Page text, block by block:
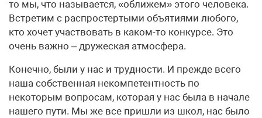
то мы, что называется, «оближем» этого человека.
Встретим с распростертыми объятиями любого,
кто хочет участвовать в каком-то конкурсе. Это
очень важно – дружеская атмосфера.
Конечно, были у нас и трудности. И прежде всего
наша собственная некомпетентность по
некоторым вопросам, которая у нас была в начале
нашего пути. Мы же все пришли из школ, нас было